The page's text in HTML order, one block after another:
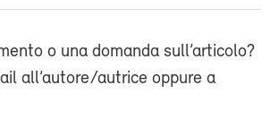
o una domanda sull’articolo?
all’autore/autrice oppure a